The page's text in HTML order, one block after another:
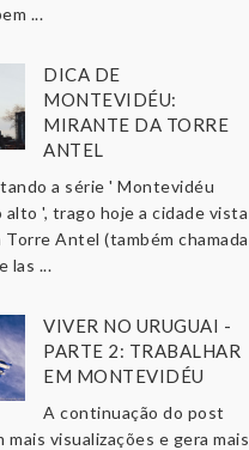
...
DICA DE
MONTEVIDÉU:
MIRANTE DA TORRE
ANTEL
a série ' Montevidéu
alto ', trago hoje a cidade vista
Torre Antel (também chamada
las ...
VIVER NO URUGUAI -
PARTE 2: TRABALHAR
EM MONTEVIDÉU
A continuação do post
mais visualizações e gera mais